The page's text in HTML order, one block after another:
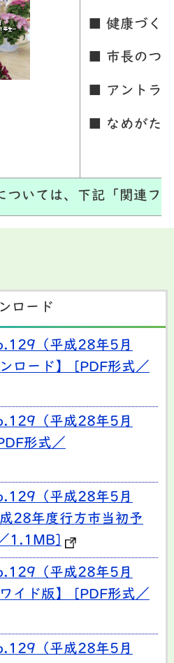
■ 健康づく
■ 市長のつ
■ アントラ
■ なめがた
ついては、下記「関連
ロード
（平成28年5月
ロード】 [PDF形式／
（平成28年5月
形式／
（平成28年5月
28年度行方市当初予
1.1MB]
（平成28年5月
イド版】 [PDF形式／
（平成28年5月